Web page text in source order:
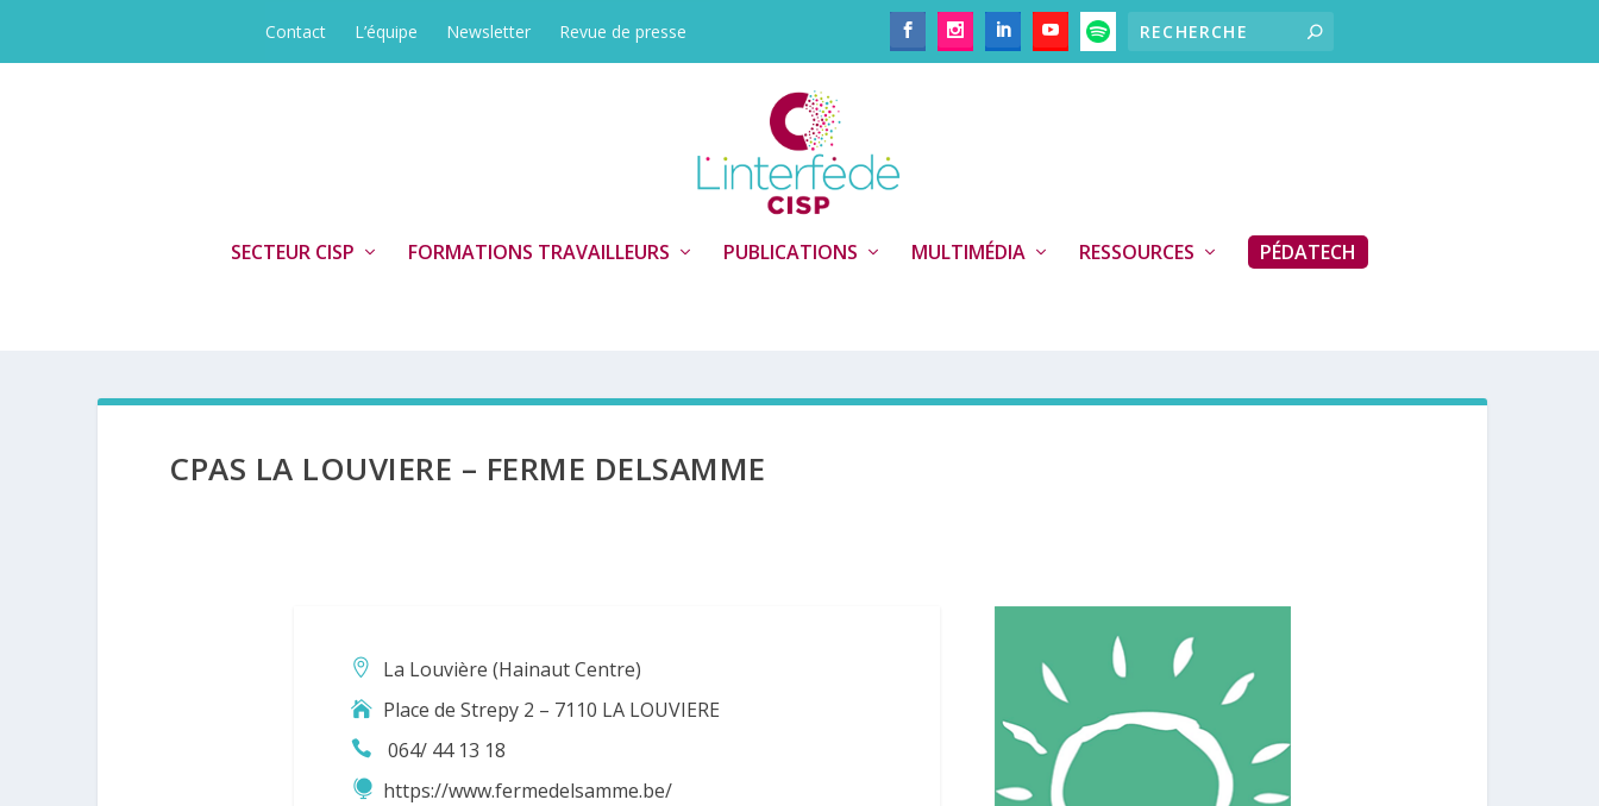
Contact L’équipe Newsletter Revue de presse
SECTEUR CISP FORMATIONS TRAVAILLEURS PUBLICATIONS MULTIMÉDIA RESSOURCES PÉDATECH
CPAS LA LOUVIERE – FERME DELSAMME
La Louvière (Hainaut Centre)
Place de Strepy 2 – 7110 LA LOUVIERE
064/ 44 13 18
https://www.fermedelsamme.be/